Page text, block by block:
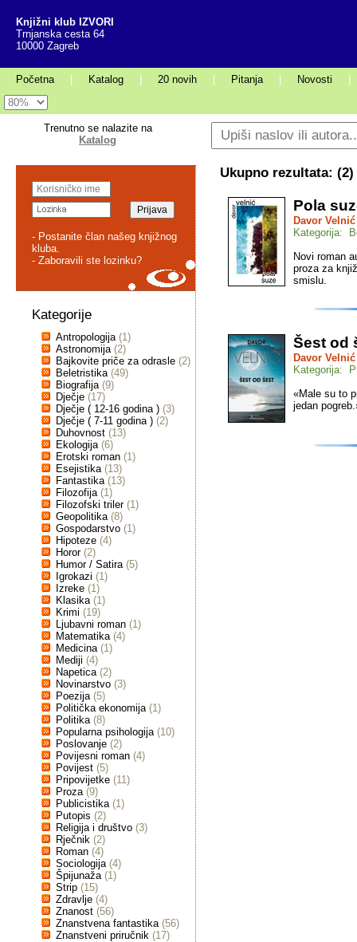
Knjižni klub IZVORI
Trnjanska cesta 64
10000 Zagreb
Početna Katalog 20 novih Pitanja Novosti
Trenutno se nalazite na
Katalog
- Postanite član našeg knjižnog
kluba.
- Zaboravili ste lozinku?
Kategorije
Antropologija (1)
Astronomija (2)
Bajkovite priče za odrasle (2)
Beletristika (49)
Biografija (9)
Dječje (17)
Dječje ( 12-16 godina ) (3)
Dječje ( 7-11 godina ) (2)
Duhovnost (13)
Ekologija (6)
Erotski roman (1)
Esejistika (13)
Fantastika (13)
Filozofija (1)
Filozofski triler (1)
Geopolitika (8)
Gospodarstvo (1)
Hipoteze (4)
Horor (2)
Humor / Satira (5)
Igrokazi (1)
Izreke (1)
Klasika (1)
Krimi (19)
Ljubavni roman (1)
Matematika (4)
Medicina (1)
Mediji (4)
Napetica (2)
Novinarstvo (3)
Poezija (5)
Politička ekonomija (1)
Politika (8)
Popularna psihologija (10)
Poslovanje (2)
Povijesni roman (4)
Povijest (5)
Pripovijetke (11)
Proza (9)
Publicistika (1)
Putopis (2)
Religija i društvo (3)
Rječnik (2)
Roman (4)
Sociologija (4)
Špijunaža (1)
Strip (15)
Zdravlje (4)
Znanost (56)
Znanstvena fantastika (56)
Znanstveni priručnik (17)
Ukupno rezultata: (2)
Pola
Davor Velnić
Kategorija:
Novi roman
proza za
smislu.
Šest od
Davor Velnić
Kategorija:
«Male su to
jedan